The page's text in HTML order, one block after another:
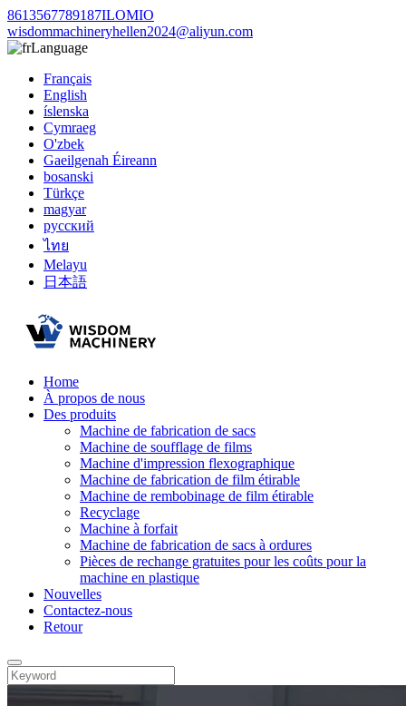
8613567789187ILOMIO
wisdommachineryhellen2024@aliyun.com
Language
Français
English
íslenska
Cymraeg
O'zbek
Gaeilgenah Éireann
bosanski
Türkçe
magyar
русский
ไทย
Melayu
日本語
Home
À propos de nous
Des produits
Machine de fabrication de sacs
Machine de soufflage de films
Machine d'impression flexographique
Machine de fabrication de film étirable
Machine de rembobinage de film étirable
Recyclage
Machine à forfait
Machine de fabrication de sacs à ordures
Pièces de rechange gratuites pour les coûts pour la
machine en plastique
Nouvelles
Contactez-nous
Retour